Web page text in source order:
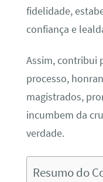
fidelidade,
confiança e
Assim, contribui
processo,
magistrados,
incumbem da
verdade.
Resumo do